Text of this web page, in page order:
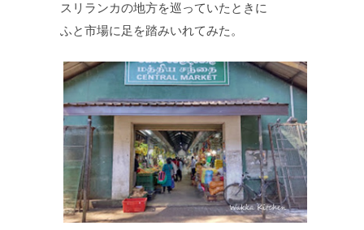
スリランカの地方を巡っていたときに
ふと市場に足を踏みいれてみた。